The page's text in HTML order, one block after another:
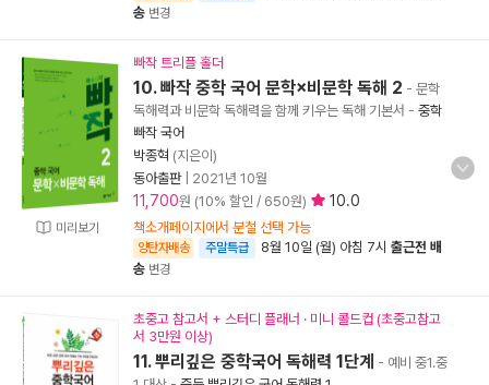
송 변경
미리보기
빠작 트리플 홀더
10. 빠작 중학 국어 문학×비문학 독해 2 - 문학
독해력과 비문학 독해력을 함께 키우는 독해 기본서 - 중학
빠작 국어
박종혁 (지은이)
동아출판| 2021년 10월
11,700원 (10% 할인 / 650원) 10.0
책소개페이지에서 분철 선택 가능
양탄자배송 주말특급 8월 10일 (월) 아침 7시 출근전 배
송 변경
초중고 참고서 + 스터디 플래너 · 미니 콜드컵 (초중고참고
서 3만원 이상)
11. 뿌리깊은 중학국어 독해력 1단계 - 예비 중1.중